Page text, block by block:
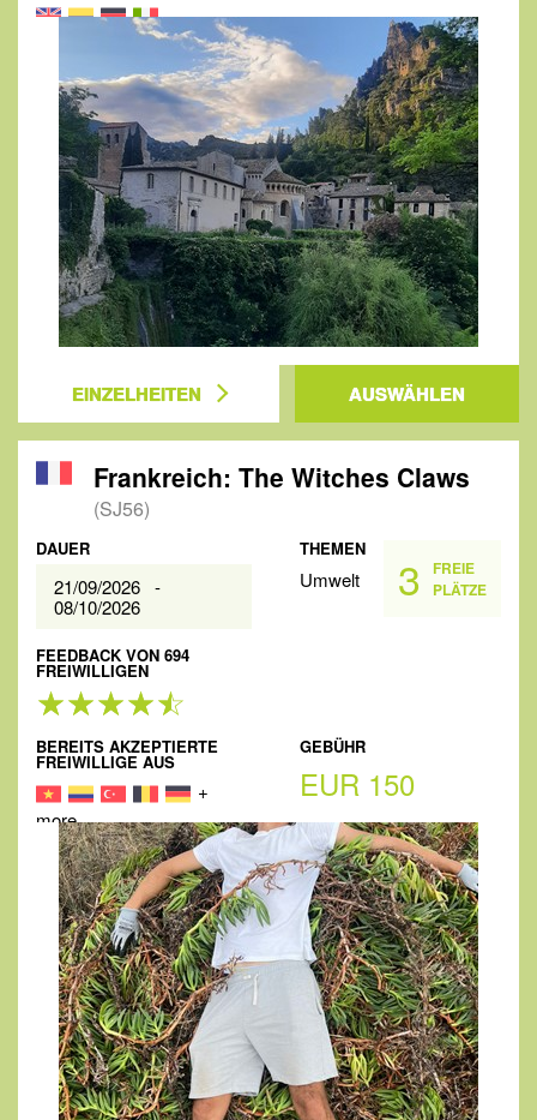
EINZELHEITEN AUSWÄHLEN
Frankreich: The Witches Claws
(SJ56)
DAUER
21/09/2026 -
08/10/2026
FEEDBACK VON 694
FREIWILLIGEN
THEMEN
Umwelt 3
FREIE
PLÄTZE
BEREITS AKZEPTIERTE
FREIWILLIGE AUS
+
more
GEBÜHR
EUR 150